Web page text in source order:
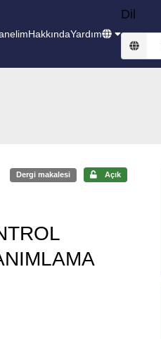
HakkındaYardım
Dil
Dergi makalesi Açık